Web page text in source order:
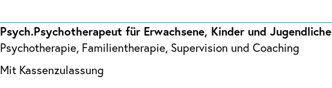
Psych.Psychotherapeut für Erwachsene, Kinder und Jugendliche
Psychotherapie, Familientherapie, Supervision und Coaching
Mit Kassenzulassung